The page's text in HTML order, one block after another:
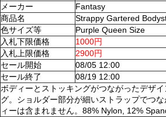
メーカー
Fantasy
商品名
Strappy Gartered
色サイズ等
Purple Queen Size
入札下限価格
1000円
入札上限価格
2900円
セール開始
08/05 12:00
セール終了
08/19 12:00
ボディーとストッキングがつながったデザ
グ。ショルダー部分が細いストラップでつ
ィーは含まれません。88% Nylon, 12%